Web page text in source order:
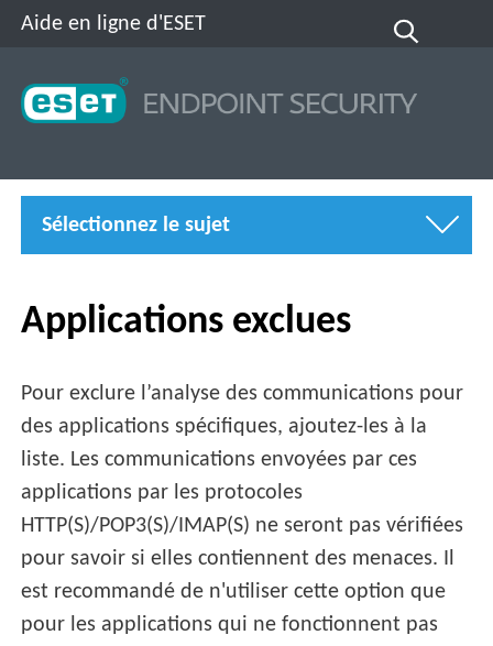
Aide en ligne d'ESET
Sélectionnez le sujet
Applications exclues
Pour exclure l’analyse des communications pour
des applications spécifiques, ajoutez-les à la
liste. Les communications envoyées par ces
applications par les protocoles
HTTP(S)/POP3(S)/IMAP(S) ne seront pas vérifiées
pour savoir si elles contiennent des menaces. Il
est recommandé de n'utiliser cette option que
pour les applications qui ne fonctionnent pas